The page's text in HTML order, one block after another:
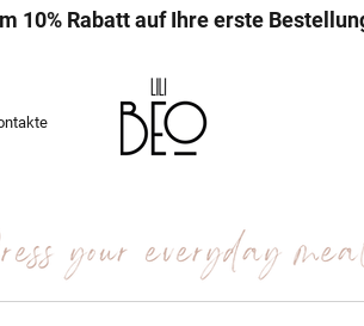
10% Rabatt auf Ihre erste